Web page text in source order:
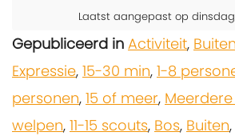
Laatst aangepast op dinsdag,
Gepubliceerd in Activiteit,
Expressie, 15-30 min, 1-8
personen, 15 of meer,
welpen, 11-15 scouts, Bos, Buiten,